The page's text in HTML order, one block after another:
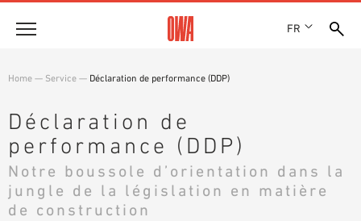
FR
PRIX ET RÉCOMPENSES
NOS FILIALES
ACTUALITÉS
SHOWROOM 7TH FLOOR
Produits
LES COLLECTIONS OWA
RECHERCHE GUIDÉE
RECHERCHE TECHNIQUE
Solutions
DOMAINES D’UTILISATION
Références
Home — Service — Déclaration de performance (DDP)
Déclaration de
performance (DDP)
Notre boussole d’orientation dans la
jungle de la législation en matière
de construction